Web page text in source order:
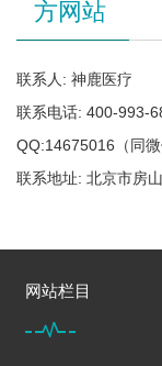
方网站
联系人: 神鹿医疗
联系电话: 400-993-
QQ:14675016（同微
联系地址: 北京市房
网站栏目